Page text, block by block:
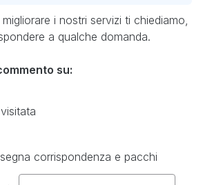
i nostri servizi ti chiediamo,
a qualche domanda.
su:
corrispondenza e pacchi